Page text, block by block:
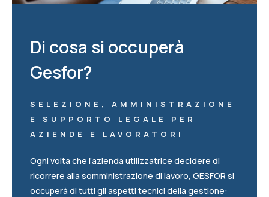
Di cosa si occuperà
Gesfor?
SELEZIONE, AMMINISTRAZIONE
E SUPPORTO LEGALE PER
AZIENDE E LAVORATORI
Ogni volta che l’azienda utilizzatrice decidere di
ricorrere alla somministrazione di lavoro, GESFOR si
occuperà di tutti gli aspetti tecnici della gestione: